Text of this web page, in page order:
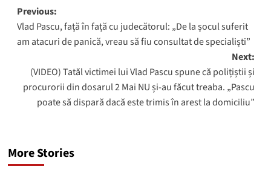
Post
navigation
Previous:
Vlad Pascu, față în față cu judecătorul: „De la șocul suferit
am atacuri de panică, vreau să fiu consultat de specialiști”
Next:
(VIDEO) Tatăl victimei lui Vlad Pascu spune că polițiștii și
procurorii din dosarul 2 Mai NU și-au făcut treaba. „Pascu
poate să dispară dacă este trimis în arest la domiciliu”
More Stories